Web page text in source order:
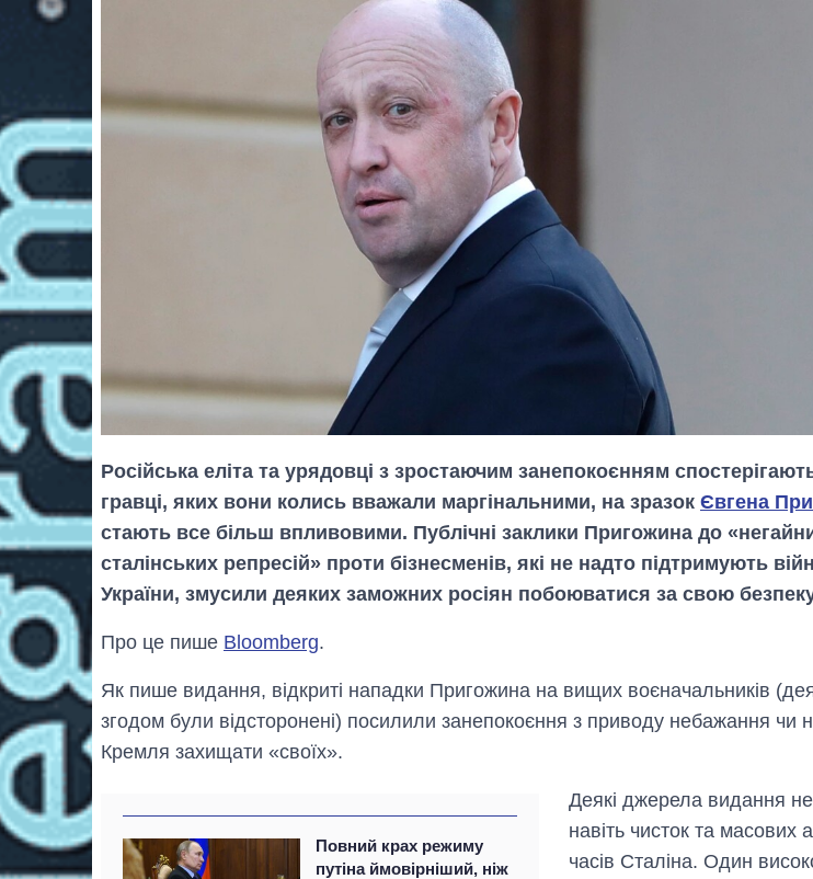
Російська еліта та урядовці з зростаючим занепокоєнням
гравці, яких вони колись вважали маргінальними, на зразок Євгена
стають все більш впливовими. Публічні заклики Пригожина до
сталінських репресій» проти бізнесменів, які не надто підтримують
України, змусили деяких заможних росіян побоюватися за свою
Про це пише Bloomberg.
Як пише видання, відкриті нападки Пригожина на вищих воєначальників
згодом були відсторонені) посилили занепокоєння з приводу небажання чи
Кремля захищати «своїх».
Повний крах режиму
путіна ймовірніший, ніж
Деякі джерела видання
навіть чисток та масових
часів Сталіна. Один